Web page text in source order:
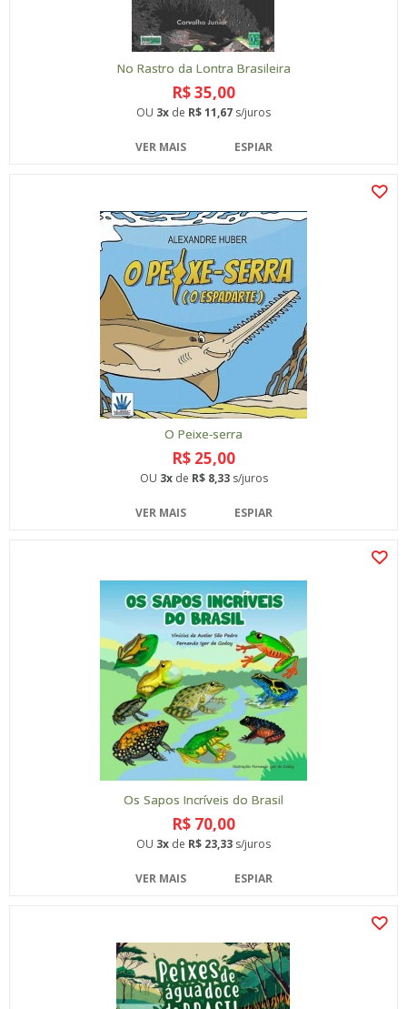
No Rastro da Lontra Brasileira
R$ 35,00
OU 3x de R$ 11,67 s/juros
VER MAIS ESPIAR
O Peixe-serra
R$ 25,00
OU 3xde R$ 8,33s/juros
VER MAIS ESPIAR
Os Sapos Incríveis do Brasil
R$ 70,00
OU 3x de R$ 23,33 s/juros
VER MAIS ESPIAR